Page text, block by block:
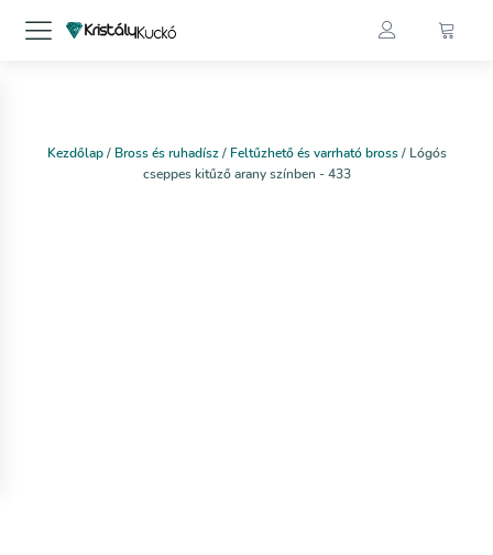
Kezdőlap/ Bross és ruhadísz/ Feltűzhető és varrható bross/ Lógós
cseppes kitűző arany színben - 433